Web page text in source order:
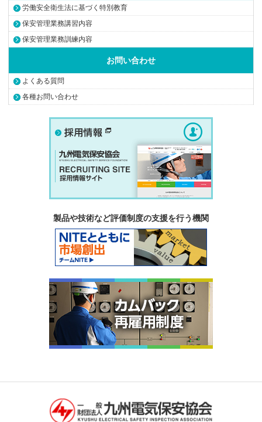
労働安全衛生法に基づく特別教育
保安管理業務講習内容
保安管理業務訓練内容
お問い合わせ
よくある質問
各種お問い合わせ
製品や技術など評価制度の支援を行う機関